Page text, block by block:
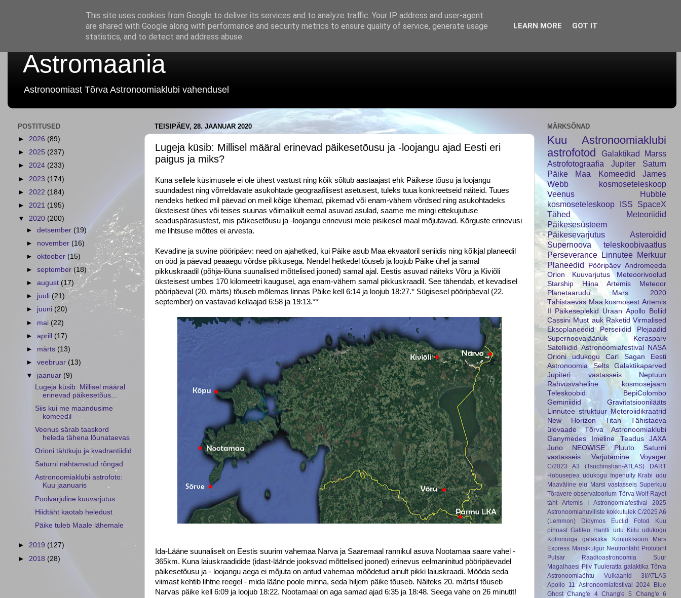
Astromaania
Astronoomiast Tõrva Astronoomiaklubi vahendusel
TEISIPÄEV, 28. JAANUAR 2020
Lugeja küsib: Millisel määral erinevad päikesetõusu ja -loojangu ajad Eesti eri
paigus ja miks?
Kuna sellele küsimusele ei ole ühest vastust ning kõik sõltub aastaajast ehk Päikese tõusu ja loojangu
suundadest ning võrreldavate asukohtade geograafilisest asetusest, tuleks tuua konkreetseid näiteid. Tuues
nendeks hetked mil päevad on meil kõige lühemad, pikemad või enam-vähem võrdsed ning asukohtadeks
üksteisest ühes või teises suunas võimalikult eemal asuvad asulad, saame me mingi ettekujutuse
seaduspärasustest, mis päikesetõusu ja -loojangu erinevusi meie pisikesel maal mõjutavad. Kõrguste erinevusi
me lihtsuse mõttes ei arvesta.
Kevadine ja suvine pööripäev: need on ajahetked, kui Päike asub Maa ekvaatoril seniidis ning kõikjal planeedil
on ööd ja päevad peaaegu võrdse pikkusega. Nendel hetkedel tõuseb ja loojub Päike ühel ja samal
pikkuskraadil (põhja-lõuna suunalised mõttelised jooned) samal ajal. Eestis asuvad näiteks Võru ja Kiviõli
üksteisest umbes 170 kilomeetri kaugusel, aga enam-vähem samal pikkuskraadil. See tähendab, et kevadisel
pööripäeval (20. märts) tõuseb mõlemas linnas Päike kell 6:14 ja loojub 18:27.* Sügisesel pööripäeval (22.
september) on vastavad kellaajad 6:58 ja 19:13.**
Ida-Lääne suunaliselt on Eestis suurim vahemaa Narva ja Saaremaal rannikul asuva Nootamaa saare vahel -
365km. Kuna laiuskraadidide (idast-läände jooksvad mõttelised jooned) erinevus eelmaninitud pööripäevadel
päikesetõusu ja - loojangu aega ei mõjuta on antud vahemaa mõõdetud ainult pikki laiuskraadi. Mööda seda
viimast kehtib lihtne reegel - mida lääne poole minna, seda hiljem päike tõuseb. Näiteks 20. märtsil tõuseb
Narvas päike kell 6:09 ja loojub 18:22. Nootamaal on aga samad ajad 6:35 ja 18:48. Seega vahe on 26 minutit!
POSTITUSED
► 2026 (89)
► 2025 (237)
► 2024 (233)
► 2023 (174)
► 2022 (184)
► 2021 (195)
▼ 2020 (200)
►detsember (19)
► november (16)
►oktoober (15)
►september(18)
►august(17)
► juuli(21)
► juuni (20)
► mai (22)
►aprill (17)
► märts (13)
►veebruar (13)
▼ jaanuar (9)
Lugeja küsib: Millisel määral
erinevad päikesetõus...
Siis kui me maandusime
komeedil
Veenus särab taaskord
heleda tähena lõunataevas
Orioni tähtkuju ja kvadrantiidid
Saturni nähtamatud rõngad
Astronoomiaklubi astrofoto:
Kuu jaanuaris
Poolvarjuline kuuvarjutus
Hiidtäht kaotab heledust
Päike tuleb Maale lähemale
► 2019 (127)
► 2018 (28)
MÄRKSÕNAD
Kuu
Astronoomiaklubi
astrofotod
Galaktikad
Marss
Astrofotograafia
Jupiter
Saturn
Päike
Maa Komeedid
James
Webb kosmoseteleskoop
Veenus
Hubble
kosmoseteleskoop
ISS
SpaceX
Tähed
Meteoriidid
Päikesesüsteem
Päikesevarjutus
Asteroidid
Supernoova
teleskoobivaatlus
Perseverance Linnutee Merkuur
Planeedid
Pööripäev Andromeeda
Orion
Kuuvarjutus
Meteoorivoolud
Starship
Hiina Artemis
Meteoor
Planetaarudu
Mars 2020
Tähistaevas Maa kosmosest Artemis
Päikeseplekid Uraan Apollo Boliid
Cassini Must auk Raketid Virmalised
Eksoplaneedid
Perseiidid
Plejaadid
Supernoovajäänuk
Kerasparv
Satelliidid Astronoomiafestival
NASA
Orioni udukogu
Carl Sagan
Eesti
Astronoomia Selts
Galaktikaparved
Jupiteri vastasseis
Neptuun
Rahvusvaheline kosmosejaam
Teleskoobid
BepiColombo
Geminiidid
Gravitatsioonilääts
Linnutee struktuur Meteroiidikraatrid
New Horizon
Titan
Tähistaeva
ülevaade
Tõrva Astronoomiaklubi
Ganymedes
Imeline Teadus
JAXA
Juno
NEOWISE Pluuto
Saturni
vastasseis
Varjutamine Voyager
C/2023 A3 (Tsuchinshan-ATLAS)
DART
Hobusepea udukogu Ingenuity Krabi udu
Maaväline elu Marsi vastasseis Superkuu
Tõravere observatoorium Tõrva Wolf-Rayet
täht
Artemis I
Astronoomiafestival 2025
Astronoomiahuviliste kokkutulek C/2025 A6
(Lemmon)
Didymos Euclid
Fotod Kuu
pinnast Galileo Hantli udu Kiilu udukogu
Kolmnurga galaktika
Konjuktsioon
Mars
Express Marsikulgur Neutrontäht Prototäht
Pulsar
Raadioastronoomia
Suur
Magalhaesi Pilv Tuuleratta galaktika Tõrva
Astronoomiaõhtu
Vulkaanid
3I/ATLAS
Apollo 11
Astronoomiafestival 2024 Blue
Ghost Chang'e 4 Chang'e 5
Chang'e 6
This site uses cookies from Google to deliver its services and to analyze traffic. Your IP address and user-agent
are shared with Google along with performance and security metrics to ensure quality of service, generate usage
statistics, and to detect and address abuse.
LEARN MORE GOT IT